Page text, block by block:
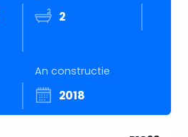
2
An constructie
2018